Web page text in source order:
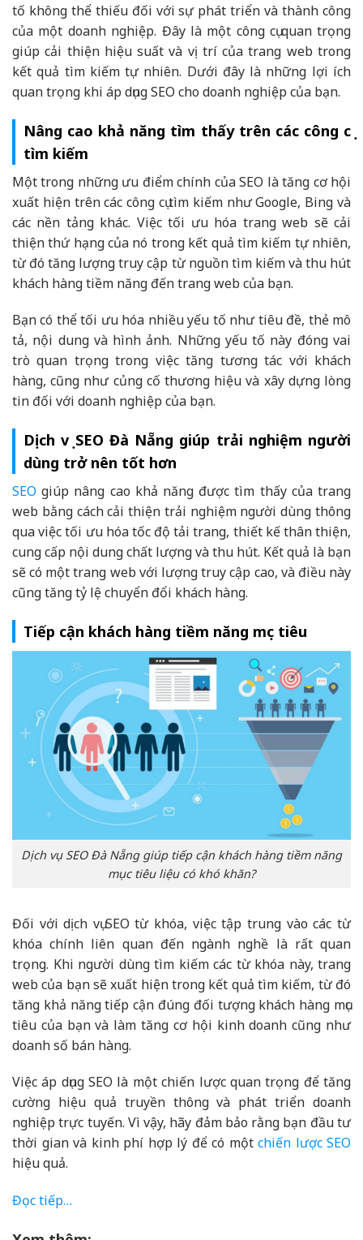
tố không thể thiếu đối với sự phát triển và thành công
của một doanh nghiệp. Đây là một công cụ quan trọng
giúp cải thiện hiệu suất và vị trí của trang web trong
kết quả tìm kiếm tự nhiên. Dưới đây là những lợi ích
quan trọng khi áp dụng SEO cho doanh nghiệp của bạn.
Nâng cao khả năng tìm thấy trên các công cụ
tìm kiếm
Một trong những ưu điểm chính của SEO là tăng cơ hội
xuất hiện trên các công cụ tìm kiếm như Google, Bing và
các nền tảng khác. Việc tối ưu hóa trang web sẽ cải
thiện thứ hạng của nó trong kết quả tìm kiếm tự nhiên,
từ đó tăng lượng truy cập từ nguồn tìm kiếm và thu hút
khách hàng tiềm năng đến trang web của bạn.
Bạn có thể tối ưu hóa nhiều yếu tố như tiêu đề, thẻ mô
tả, nội dung và hình ảnh. Những yếu tố này đóng vai
trò quan trọng trong việc tăng tương tác với khách
hàng, cũng như củng cố thương hiệu và xây dựng lòng
tin đối với doanh nghiệp của bạn.
Dịch vụ SEO Đà Nẵng giúp trải nghiệm người
dùng trở nên tốt hơn
SEO giúp nâng cao khả năng được tìm thấy của trang
web bằng cách cải thiện trải nghiệm người dùng thông
qua việc tối ưu hóa tốc độ tải trang, thiết kế thân thiện,
cung cấp nội dung chất lượng và thu hút. Kết quả là bạn
sẽ có một trang web với lượng truy cập cao, và điều này
cũng tăng tỷ lệ chuyển đổi khách hàng.
Tiếp cận khách hàng tiềm năng mục tiêu
Dịch vụ SEO Đà Nẵng giúp tiếp cận khách hàng tiềm năng
mục tiêu liệu có khó khăn?
Đối với dịch vụ SEO từ khóa, việc tập trung vào các từ
khóa chính liên quan đến ngành nghề là rất quan
trọng. Khi người dùng tìm kiếm các từ khóa này, trang
web của bạn sẽ xuất hiện trong kết quả tìm kiếm, từ đó
tăng khả năng tiếp cận đúng đối tượng khách hàng mục
tiêu của bạn và làm tăng cơ hội kinh doanh cũng như
doanh số bán hàng.
Việc áp dụng SEO là một chiến lược quan trọng để tăng
cường hiệu quả truyền thông và phát triển doanh
nghiệp trực tuyến. Vì vậy, hãy đảm bảo rằng bạn đầu tư
thời gian và kinh phí hợp lý để có một chiến lược SEO
hiệu quả.
Đọc tiếp…